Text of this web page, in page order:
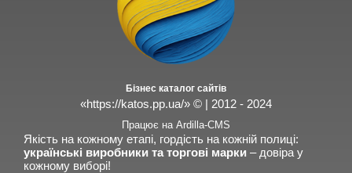
Бізнес каталог сайтів
«https://katos.pp.ua/» © | 2012 - 2024
Працює на Ardilla-CMS
Якість на кожному етапі, гордість на кожній полиці:
українські виробники та торгові марки – довіра у
кожному виборі!